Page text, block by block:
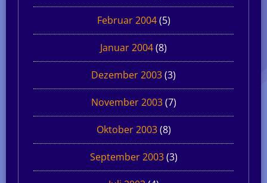
Februar 2004(5)
Januar 2004(8)
Dezember 2003(3)
November 2003(7)
Oktober 2003(8)
September 2003(3)